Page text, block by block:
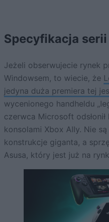
Specyfikacja serii
Jeżeli obserwujecie rynek
Windowsem, to wiecie, że
jedyna duża premiera tej
wycenionego handheldu
czerwca Microsoft
konsolami Xbox Ally. Nie
konstrukcje giganta, a
Asusa, który jest już na